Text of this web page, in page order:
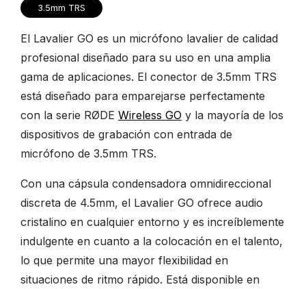
3.5mm TRS
El Lavalier GO es un micrófono lavalier de calidad
profesional diseñado para su uso en una amplia
gama de aplicaciones. El conector de 3.5mm TRS
está diseñado para emparejarse perfectamente
con la serie RØDE Wireless GO y la mayoría de los
dispositivos de grabación con entrada de
micrófono de 3.5mm TRS.
Con una cápsula condensadora omnidireccional
discreta de 4.5mm, el Lavalier GO ofrece audio
cristalino en cualquier entorno y es increíblemente
indulgente en cuanto a la colocación en el talento,
lo que permite una mayor flexibilidad en
situaciones de ritmo rápido. Está disponible en